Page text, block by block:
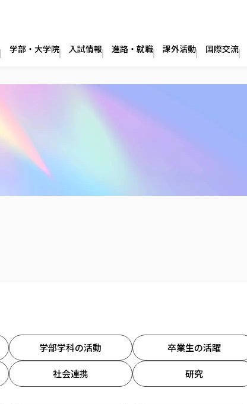
学部・大学院 入試情報 進路・就職 課外活動 国際交流
学部学科の活動 卒業生の活躍
社会連携 研究